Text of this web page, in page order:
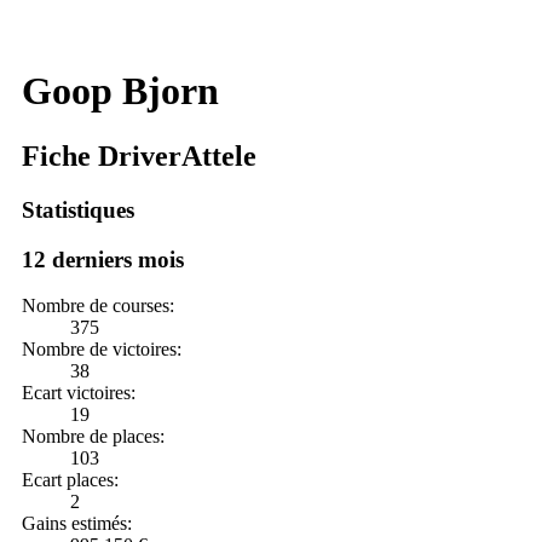
Goop Bjorn
Fiche DriverAttele
Statistiques
12 derniers mois
Nombre de courses:
375
Nombre de victoires:
38
Ecart victoires:
19
Nombre de places:
103
Ecart places:
2
Gains estimés: